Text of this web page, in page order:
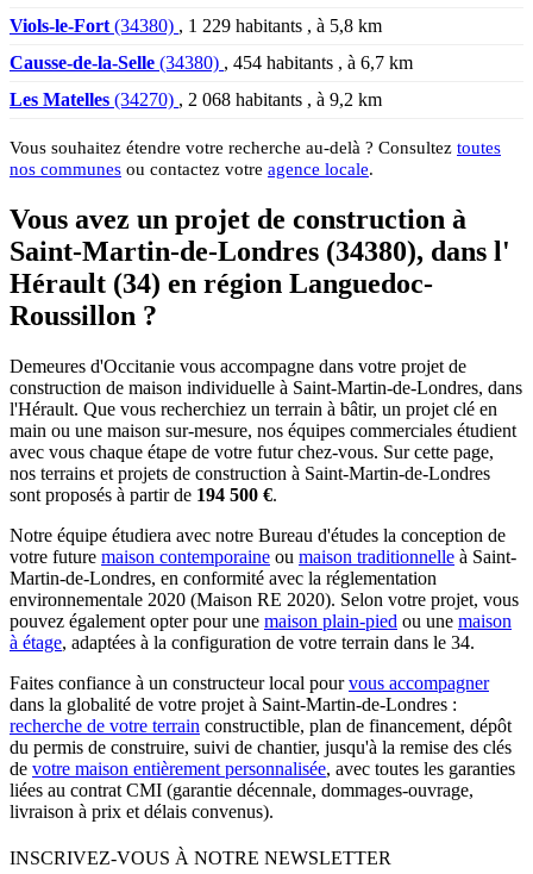
Viols-le-Fort (34380) , 1 229 habitants , à 5,8 km
Causse-de-la-Selle (34380) , 454 habitants , à 6,7 km
Les Matelles (34270) , 2 068 habitants , à 9,2 km
Vous souhaitez étendre votre recherche au-delà ? Consultez toutes
nos communes ou contactez votre agence locale.
Vous avez un projet de construction à
Saint-Martin-de-Londres (34380), dans l'
Hérault (34) en région Languedoc-
Roussillon ?
Demeures d'Occitanie vous accompagne dans votre projet de
construction de maison individuelle à Saint-Martin-de-Londres, dans
l'Hérault. Que vous recherchiez un terrain à bâtir, un projet clé en
main ou une maison sur-mesure, nos équipes commerciales étudient
avec vous chaque étape de votre futur chez-vous. Sur cette page,
nos terrains et projets de construction à Saint-Martin-de-Londres
sont proposés à partir de 194 500 €.
Notre équipe étudiera avec notre Bureau d'études la conception de
votre future maison contemporaine ou maison traditionnelle à Saint-
Martin-de-Londres, en conformité avec la réglementation
environnementale 2020 (Maison RE 2020). Selon votre projet, vous
pouvez également opter pour une maison plain-pied ou une maison
à étage, adaptées à la configuration de votre terrain dans le 34.
Faites confiance à un constructeur local pourvous accompagner
dans la globalité de votre projet à Saint-Martin-de-Londres :
recherche de votre terrain constructible, plan de financement, dépôt
du permis de construire, suivi de chantier, jusqu'à la remise des clés
de votre maison entièrement personnalisée, avec toutes les garanties
liées au contrat CMI (garantie décennale, dommages-ouvrage,
livraison à prix et délais convenus).
INSCRIVEZ-VOUS À NOTRE NEWSLETTER